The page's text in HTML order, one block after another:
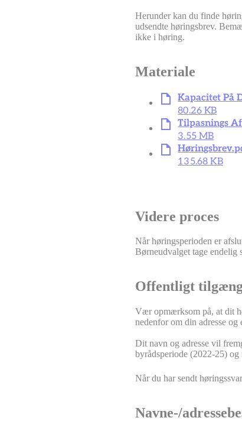
Herunder kan du finde
udsendte høringsbrev.
ikke i høring.
Materiale
Kapacitet På
80.26 KB
Tilpasnings
3.55 MB
135.68 KB
Videre proces
Når høringsperioden er
Børneudvalget tage endelig
Offentligt
Vær opmærksom på, at dit
nedenfor om din adresse
Dit navn og adresse vil
byrådsperiode (2022-25)
Når du har sendt
Navne-/